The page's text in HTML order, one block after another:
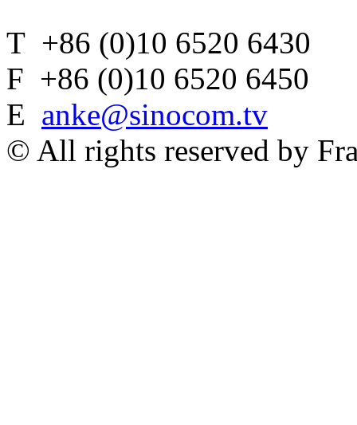
T +86 (0)10 6520 6430
F +86 (0)10 6520 6450
E anke@sinocom.tv
© All rights reserved by